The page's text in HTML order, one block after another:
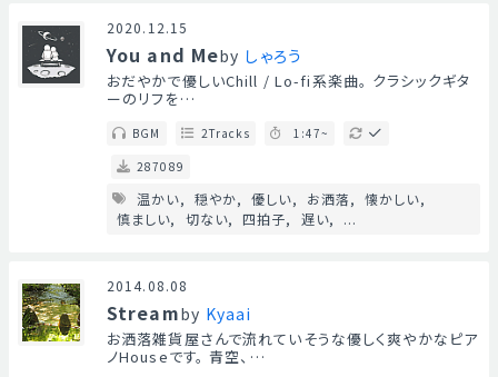
2020.12.15
You and Meby しゃろう
おだやかで優しいChill / Lo-fi系楽曲。 クラシックギタ
ーのリフを…
BGM 2Tracks
1:47~
287089
温かい 穏やか 優しい お洒落
懐かしい
慎ましい
切ない 四拍子 遅い ...
2014.08.08
Streamby Kyaai
お洒落雑貨屋さんで流れていそうな優しく爽やかなピア
ノHouseです。 青空、…